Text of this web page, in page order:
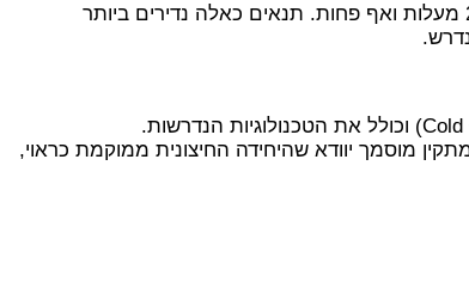
לכל מכשיר יש מגבלות, וחשוב להיות מודעים להן. כאמור, משאבות חום עם טכנולוגיית EVI פועלות ביעילות עד טמפרטורות של מינוס 20 מעלות ואף פחות. תנאים כאלה נדירים ביותר
מוסמך יוודא שהיחידה החיצונית ממוקמת כראוי,